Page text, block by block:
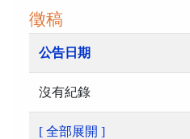
徵稿
公告日期
沒有紀錄
[ 全部展開 ]